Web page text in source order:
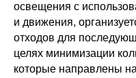
освещения с
и движения,
отходов для
целях минимизации
которые направлены